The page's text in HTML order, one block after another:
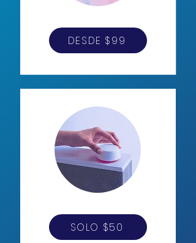
DESDE $99
SOLO $50